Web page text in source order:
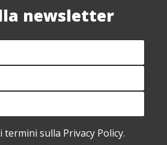
newsletter
sulla Privacy Policy.